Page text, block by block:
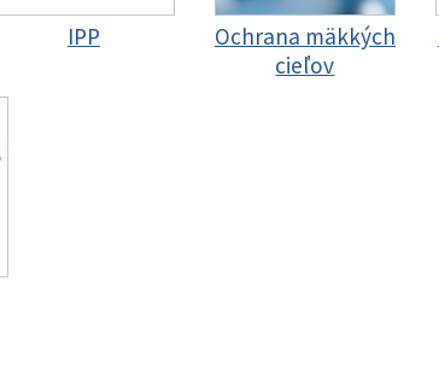
IPP
Ochrana mäkkých
cieľov